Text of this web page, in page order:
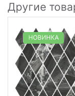
Другие
НОВИНКА